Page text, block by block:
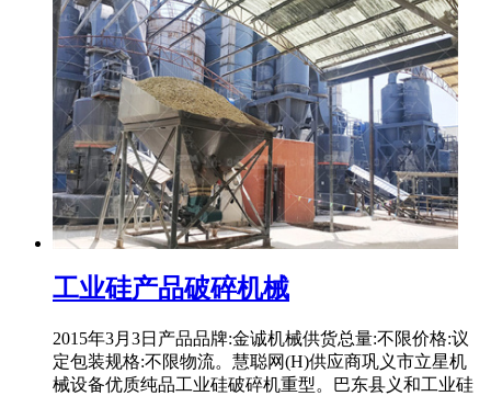
工业硅产品破碎机械
2015年3月3日产品品牌:金诚机械供货总量:不限价格:议
定包装规格:不限物流。慧聪网(H)供应商巩义市立星机
械设备优质纯品工业硅破碎机重型。巴东县义和工业硅